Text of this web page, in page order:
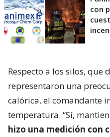
con
Respecto a los silos, que
representaron una
calórica, el comandante
temperatura. “Sí,
hizo una medición con